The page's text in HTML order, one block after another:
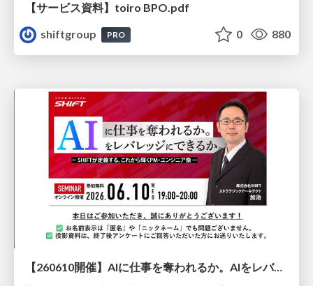
【サービス資料】toiro BPO.pdf
shiftgroup
PRO 0 880
【260610開催】AIに仕事を奪われるか。AIをレバレッジにできるか。ー SHIFTが定義する、これから輝くPM・エンジニア像